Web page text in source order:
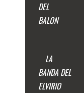
DEL
BALON
LA
BANDA DEL
ELVIRIO